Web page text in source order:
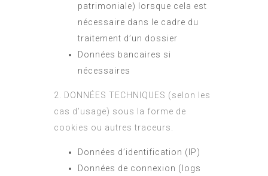
patrimoniale) lorsque cela est
nécessaire dans le cadre du
traitement d’un dossier
Données bancaires si
nécessaires
2. DONNÉES TECHNIQUES (selon les
cas d’usage) sous la forme de
cookies ou autres traceurs.
Données d’identification (IP)
Données de connexion (logs